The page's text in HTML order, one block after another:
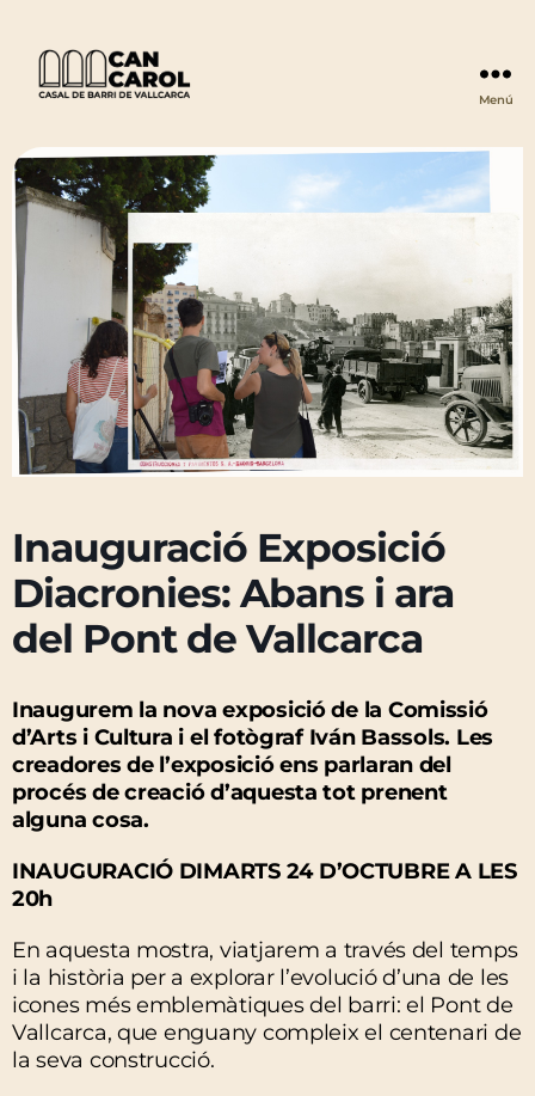
Carol
Menú
Inauguració Exposició
Diacronies: Abans i ara
del Pont de Vallcarca
Inaugurem la nova exposició de la Comissió
d’Arts i Cultura i el fotògraf Iván Bassols. Les
creadores de l’exposició ens parlaran del
procés de creació d’aquesta tot prenent
alguna cosa.
INAUGURACIÓ DIMARTS 24 D’OCTUBRE A LES
20h
En aquesta mostra, viatjarem a través del temps
i la història per a explorar l’evolució d’una de les
icones més emblemàtiques del barri: el Pont de
Vallcarca, que enguany compleix el centenari de
la seva construcció.